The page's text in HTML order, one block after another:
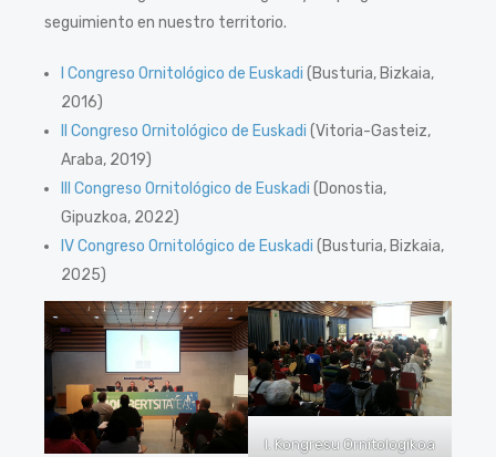
seguimiento en nuestro territorio.
I Congreso Ornitológico de Euskadi (Busturia, Bizkaia,
2016)
II Congreso Ornitológico de Euskadi (Vitoria-Gasteiz,
Araba, 2019)
III Congreso Ornitológico de Euskadi (Donostia,
Gipuzkoa, 2022)
IV Congreso Ornitológico de Euskadi (Busturia, Bizkaia,
2025)
I. Kongresu Ornitologikoa